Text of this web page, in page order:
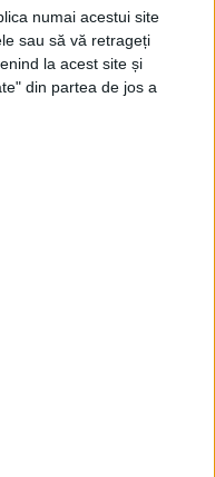
numai acestui site
sau să vă retrageți
la acest site și
din partea de jos a
sau piatră,
mai grosier, mai
sale luând